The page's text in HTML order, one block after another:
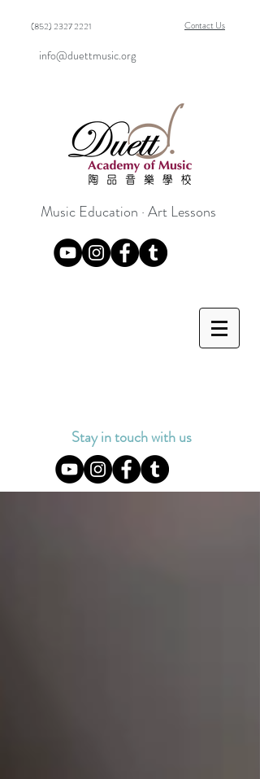
Contact Us
(852) 2327 2221
info@duettmusic.org
Music Education · Art Lessons
Stay in touch with us